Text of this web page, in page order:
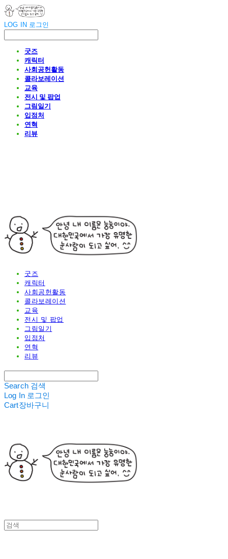
LOG IN 로그인
굿즈
캐릭터
사회공헌활동
콜라보레이션
교육
전시 및 팝업
그림일기
입점처
연혁
리뷰
굿즈
캐릭터
사회공헌활동
콜라보레이션
교육
전시 및 팝업
그림일기
입점처
연혁
리뷰
Search 검색
Log In 로그인
Cart장바구니